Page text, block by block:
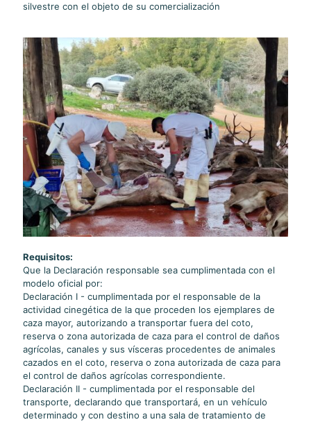
silvestre con el objeto de su comercialización
Requisitos:
Que la Declaración responsable sea cumplimentada con el
modelo oficial por:
Declaración I - cumplimentada por el responsable de la
actividad cinegética de la que proceden los ejemplares de
caza mayor, autorizando a transportar fuera del coto,
reserva o zona autorizada de caza para el control de daños
agrícolas, canales y sus vísceras procedentes de animales
cazados en el coto, reserva o zona autorizada de caza para
el control de daños agrícolas correspondiente.
Declaración II - cumplimentada por el responsable del
transporte, declarando que transportará, en un vehículo
determinado y con destino a una sala de tratamiento de